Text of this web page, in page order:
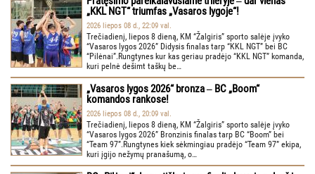
„KKL NGT“ triumfas „Vasaros lygoje“!
2026 liepos 08 d., 22:09 val.
Trečiadienį, liepos 8 dieną, KM “Žalgiris” sporto salėje įvyko
“Vasaros lygos 2026” Didysis finalas tarp “KKL NGT” bei BC
“Pilėnai”.Rungtynes kur kas geriau pradėjo “KKL NGT” komanda,
kuri pelnė dešimt taškų be…
„Vasaros lygos 2026“ bronza ‒ BC „Boom“
komandos rankose!
2026 liepos 08 d., 20:09 val.
Trečiadienį, liepos 8 dieną, KM “Žalgiris” sporto salėje įvyko
“Vasaros lygos 2026” Bronzinis finalas tarp BC “Boom” bei
“Team 97”.Rungtynes kiek sėkmingiau pradėjo “Team 97” ekipa,
kuri įgijo nežymų pranašumą, o…